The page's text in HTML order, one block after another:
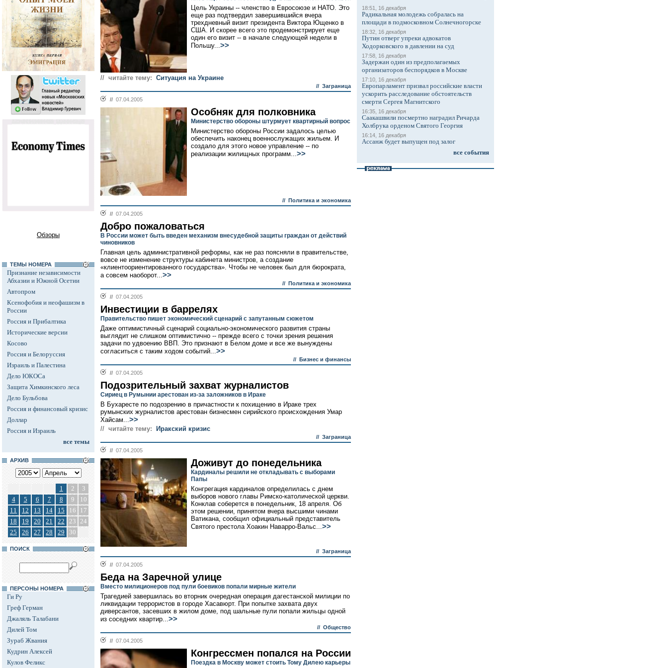
Обзоры
ТЕМЫ НОМЕРА
Признание независимости
Абхазии и Южной Осетии
Автопром
Ксенофобия и неофашизм в
России
Россия и Прибалтика
Исторические версии
Косово
Россия и Белоруссия
Израиль и Палестина
Дело ЮКОСа
Защита Химкинского леса
Дело Бульбова
Россия и финансовый кризис
Доллар
Россия и Израиль
все темы
АРХИВ
1 2
3
4
5 6 7 8 9
10
11
12 13 14 15 16
17
18
19 20 21 22 23 24
25
26 27 28 29 30
ПОИСК
ПЕРСОНЫ НОМЕРА
Ги Ру
Греф Герман
Джаляль Талабани
Дилей Том
Зураб Жвания
Кудрин Алексей
Кулов Феликс
Цель Украины -- членство в Евросоюзе и НАТО. Это
еще раз подтвердил завершившийся вчера
трехдневный визит президента Виктора Ющенко в
США. И скорее всего это продемонстрирует еще
один его визит -- в начале следующей недели в
Польшу...>>
// читайте тему: Ситуация на Украине
// Заграница
// 07.04.2005
Особняк для полковника
Министерство обороны штурмует квартирный вопрос
Министерство обороны России задалось целью
обеспечить наконец военнослужащих жильем. И
создало для этого новое управление -- по
реализации жилищных программ...>>
// Политика и экономика
// 07.04.2005
Добро пожаловаться
В России может быть введен механизм внесудебной защиты граждан от действий
чиновников
Главная цель административной реформы, как не раз поясняли в правительстве,
вовсе не изменение структуры кабинета министров, а создание
«клиентоориентированного государства». Чтобы не человек был для бюрократа,
а совсем наоборот...>>
// Политика и экономика
// 07.04.2005
Инвестиции в баррелях
Правительство пишет экономический сценарий с запутанным сюжетом
Даже оптимистичный сценарий социально-экономического развития страны
выглядит не слишком оптимистично -- прежде всего с точки зрения решения
задачи по удвоению ВВП. Это признают в Белом доме и все же вынуждены
согласиться с таким ходом событий...>>
// Бизнес и финансы
// 07.04.2005
Подозрительный захват журналистов
Сириец в Румынии арестован из-за заложников в Ираке
В Бухаресте по подозрению в причастности к похищению в Ираке трех
румынских журналистов арестован бизнесмен сирийского происхождения Умар
Хайсам...>>
// читайте тему: Иракский кризис
// Заграница
// 07.04.2005
Доживут до понедельника
Кардиналы решили не откладывать с выборами
Папы
Конгрегация кардиналов определилась с днем
выборов нового главы Римско-католической церкви.
Конклав соберется в понедельник, 18 апреля. Об
этом решении, принятом вчера высшими чинами
Ватикана, сообщил официальный представитель
Святого престола Хоакин Наварро-Вальс...>>
// Заграница
// 07.04.2005
Беда на Заречной улице
Вместо милиционеров под пули боевиков попали мирные жители
Трагедией завершилась во вторник очередная операция дагестанской милиции по
ликвидации террористов в городе Хасавюрт. При попытке захвата двух
диверсантов, засевших в жилом доме, под шальные пули попали жильцы одной
из соседних квартир...>>
// Общество
// 07.04.2005
Конгрессмен попался на России
Поездка в Москву может стоить Тому Дилею карьеры
18:51, 16 декабря
Радикальная молодежь собралась на
площади в подмосковном Солнечногорске
18:32, 16 декабря
Путин отверг упреки адвокатов
Ходорковского в давлении на суд
17:58, 16 декабря
Задержан один из предполагаемых
организаторов беспорядков в Москве
17:10, 16 декабря
Европарламент призвал российские власти
ускорить расследование обстоятельств
смерти Сергея Магнитского
16:35, 16 декабря
Саакашвили посмертно наградил Ричарда
Холбрука орденом Святого Георгия
16:14, 16 декабря
Ассанж будет выпущен под залог
все события